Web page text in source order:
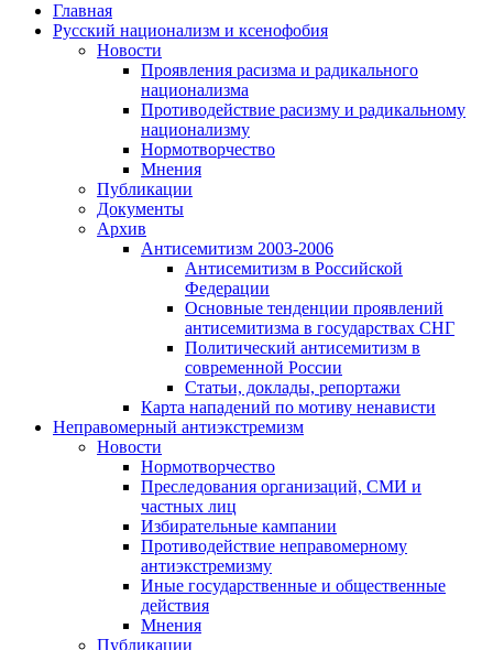
Главная
Русский национализм и ксенофобия
Новости
Проявления расизма и радикального
национализма
Противодействие расизму и радикальному
национализму
Нормотворчество
Мнения
Публикации
Документы
Архив
Антисемитизм 2003-2006
Антисемитизм в Российской
Федерации
Основные тенденции проявлений
антисемитизма в государствах СНГ
Политический антисемитизм в
современной России
Статьи, доклады, репортажи
Карта нападений по мотиву ненависти
Неправомерный антиэкстремизм
Новости
Нормотворчество
Преследования организаций, СМИ и
частных лиц
Избирательные кампании
Противодействие неправомерному
антиэкстремизму
Иные государственные и общественные
действия
Мнения
Публикации